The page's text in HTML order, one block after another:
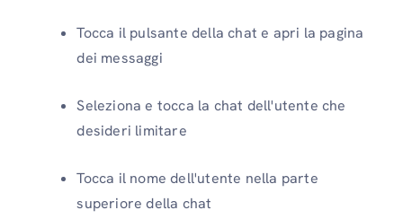
Tocca il pulsante della chat e apri la pagina
dei messaggi
Seleziona e tocca la chat dell'utente che
desideri limitare
Tocca il nome dell'utente nella parte
superiore della chat